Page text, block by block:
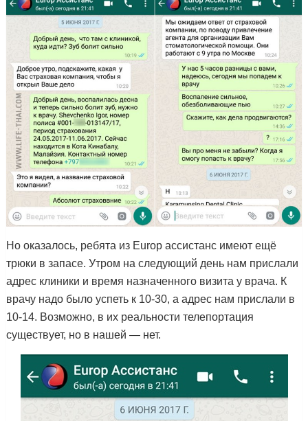
Но оказалось, ребята из Europ ассистанс имеют ещё
трюки в запасе. Утром на следующий день нам прислали
адрес клиники и время назначенного визита у врача. К
врачу надо было успеть к 10-30, а адрес нам прислали в
10-14. Возможно, в их реальности телепортация
существует, но в нашей — нет.